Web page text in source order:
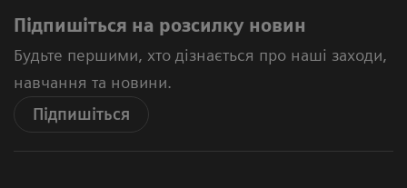
Підпишіться на розсилку новин
Будьте першими, хто дізнається про наші заходи,
навчання та новини.
Підпишіться